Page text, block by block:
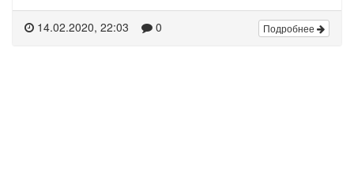
14.02.2020, 22:03 0 Подробнее